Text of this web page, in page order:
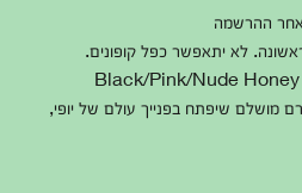
ההרשמה
לא יתאפשר כפל קופונים.
מושלם שיפתח בפנייך עולם של יופי,